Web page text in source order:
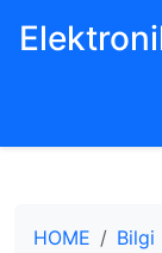
HOME
Bilgi